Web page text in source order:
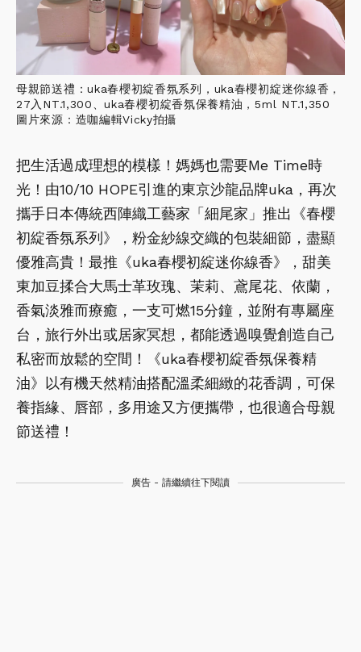
母親節送禮：uka春櫻初綻香氛系列，uka春櫻初綻迷你線香，
27入NT.1,300、uka春櫻初綻香氛保養精油，5ml NT.1,350
圖片來源：造咖編輯Vicky拍攝
把生活過成理想的模樣！媽媽也需要Me Time時
光！由10/10 HOPE引進的東京沙龍品牌uka，再次
攜手日本傳統西陣織工藝家「細尾家」推出《春櫻
初綻香氛系列》，粉金紗線交織的包裝細節，盡顯
優雅高貴！最推《uka春櫻初綻迷你線香》，甜美
東加豆揉合大馬士革玫瑰、茉莉、鳶尾花、依蘭，
香氣淡雅而療癒，一支可燃15分鐘，並附有專屬座
台，旅行外出或居家冥想，都能透過嗅覺創造自己
私密而放鬆的空間！《uka春櫻初綻香氛保養精
油》以有機天然精油搭配溫柔細緻的花香調，可保
養指緣、唇部，多用途又方便攜帶，也很適合母親
節送禮！
廣告 - 請繼續往下閱讀